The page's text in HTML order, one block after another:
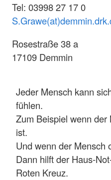
Tel: 03998 27 17 0
Rosestraße 38 a
17109 Demmin
Jeder Mensch kann
fühlen.
Zum Beispiel wenn
ist.
Und wenn der Mensch
Dann hilft der Haus-
Roten Kreuz.